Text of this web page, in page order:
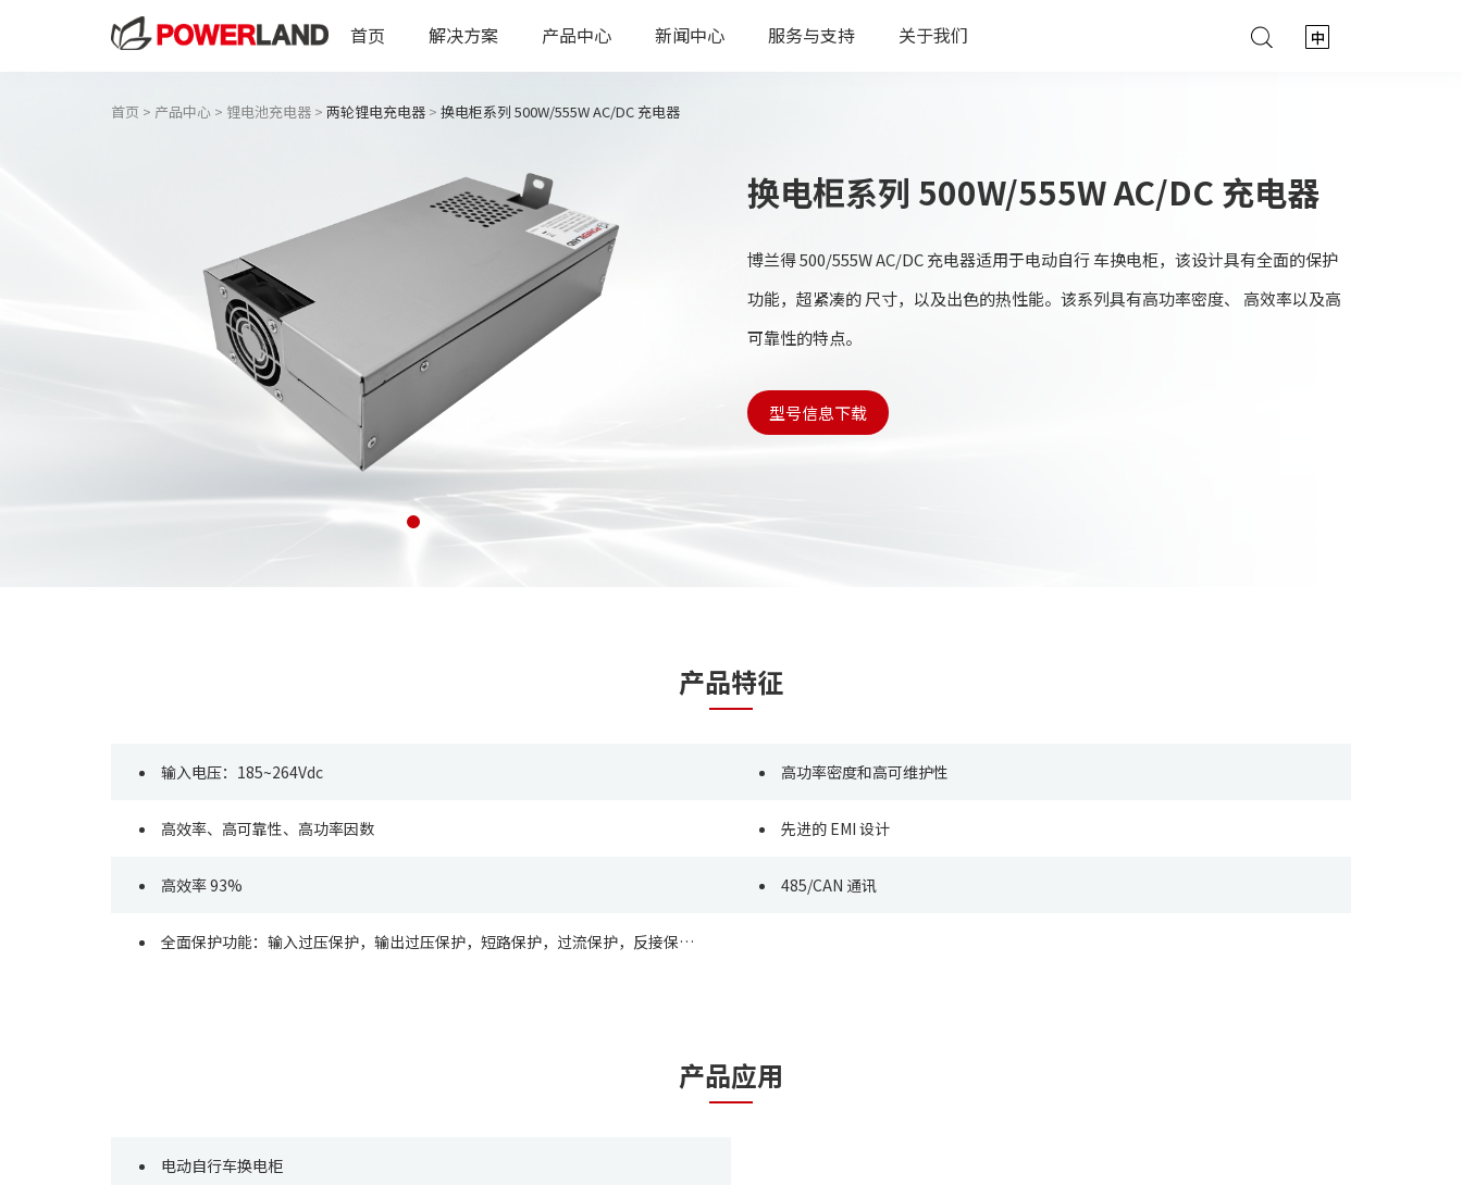
首页 解决方案 产品中心 新闻中心 服务与支持 关于我们
首页 > 产品中心 > 锂电池充电器 > 两轮锂电充电器 > 换电柜系列 500W/555W AC/DC 充电器
换电柜系列 500W/555W AC/DC 充电器
博兰得 500/555W AC/DC 充电器适用于电动自行 车换电柜，该设计具有全面的保护
功能，超紧凑的 尺寸，以及出色的热性能。该系列具有高功率密度、 高效率以及高
可靠性的特点。
型号信息下载
产品特征
输入电压：185~264Vdc 高功率密度和高可维护性
高效率、高可靠性、高功率因数 先进的 EMI 设计
高效率 93% 485/CAN 通讯
全面保护功能：输入过压保护，输出过压保护，短路保护，过流保护，反接保护，过温保护
产品应用
电动自行车换电柜